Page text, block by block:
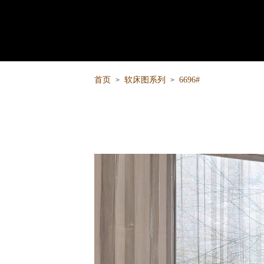
首页 > 软床图系列 > 6696#